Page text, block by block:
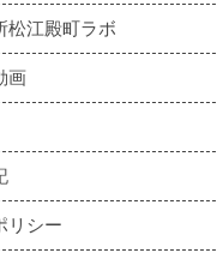
松江殿町ラボ
画
リシー